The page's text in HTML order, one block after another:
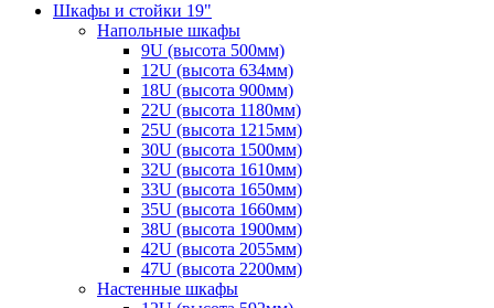
Шкафы и стойки 19"
Напольные шкафы
9U (высота 500мм)
12U (высота 634мм)
18U (высота 900мм)
22U (высота 1180мм)
25U (высота 1215мм)
30U (высота 1500мм)
32U (высота 1610мм)
33U (высота 1650мм)
35U (высота 1660мм)
38U (высота 1900мм)
42U (высота 2055мм)
47U (высота 2200мм)
Настенные шкафы